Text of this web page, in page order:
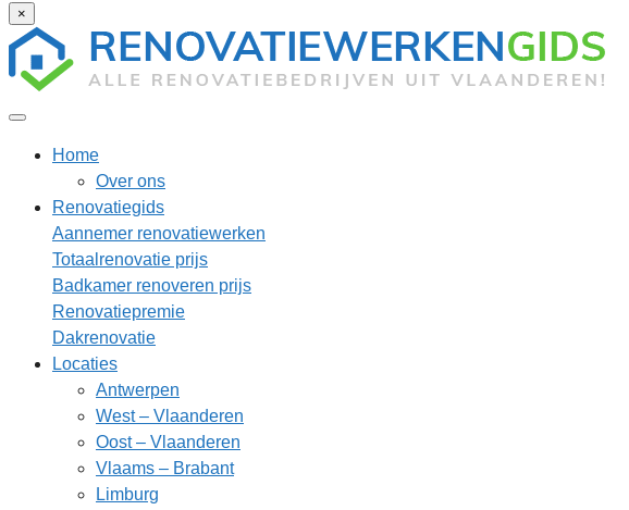
×
Home
Over ons
Renovatiegids
Aannemer renovatiewerken
Totaalrenovatie prijs
Badkamer renoveren prijs
Renovatiepremie
Dakrenovatie
Locaties
Antwerpen
West – Vlaanderen
Oost – Vlaanderen
Vlaams – Brabant
Limburg